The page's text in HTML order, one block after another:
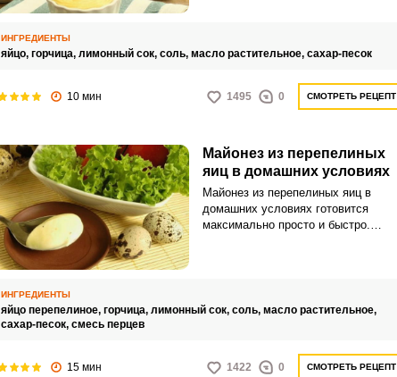
ИНГРЕДИЕНТЫ
яйцо, горчица, лимонный сок, соль, масло растительное, сахар-песок
10 мин 1495 0 СМОТРЕТЬ РЕЦЕПТ
Майонез из перепелиных
яиц в домашних условиях
Майонез из перепелиных яиц в
домашних условиях готовится
максимально просто и быстро.
ИНГРЕДИЕНТЫ
яйцо перепелиное, горчица, лимонный сок, соль, масло растительное,
сахар-песок, смесь перцев
15 мин 1422 0 СМОТРЕТЬ РЕЦЕПТ